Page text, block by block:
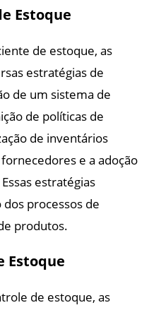
Estoque
de estoque, as
estratégias de
de um sistema de
de políticas de
de inventários
e a adoção
estratégias
processos de
produtos.
Estoque
de estoque, as